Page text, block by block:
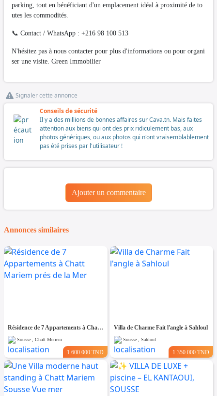
parking, tout en bénéficiant d'un emplacement idéal à proximité de to
utes les commodités.
📞 Contact / WhatsApp : +216 98 100 513
N'hésitez pas à nous contacter pour plus d'informations ou pour organi
ser une visite. Green Immobilier
Signaler cette annonce
Conseils de sécurité
Il y a des millions de bonnes affaires sur Cava.tn. Mais faites
attention aux biens qui ont des prix ridiculement bas, aux
photos génériques, ou aux photos qui n'ont vraisemblablement
pas été prises par l'utilisateur !
Ajouter un commentaire
Annonces similaires
Résidence de 7 Appartements à Chatt Mariem prés de la Mer
Sousse , Chatt Meriem
1.600.000 TND
Villa de Charme Fait l'angle à Sahloul
Sousse , Sahloul
1.350.000 TND